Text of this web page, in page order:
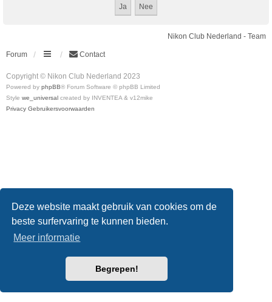
Deze website maakt gebruik van cookies om de
beste surfervaring te kunnen bieden.
Meer informatie
Begrepen!
Nikon Club Nederland - Team
Forum Contact
Copyright © Nikon Club Nederland 2023
Powered by phpBB® Forum Software © phpBB Limited
Style we_universal created by INVENTEA & v12mike
Privacy Gebruikersvoorwaarden